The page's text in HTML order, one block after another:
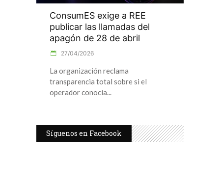
ConsumES exige a REE
publicar las llamadas del
apagón de 28 de abril
27/04/2026
La organización reclama
transparencia total sobre si el
operador conocía
Síguenos en Facebook